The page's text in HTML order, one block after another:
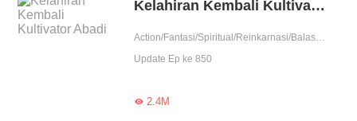
Kelahiran Kembali Kultivator Abadi
Action/Fantasi/Spiritual/Reinkarnasi/Balas Dendam/Kultivasi/Pembunuhan/Contributor
Update Ep ke 850
2.4M